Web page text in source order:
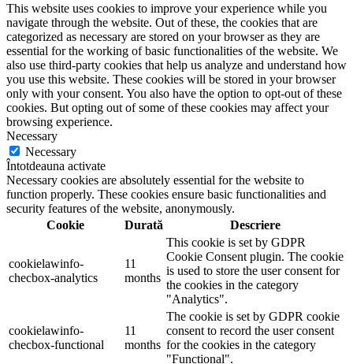
This website uses cookies to improve your experience while you
navigate through the website. Out of these, the cookies that are
categorized as necessary are stored on your browser as they are
essential for the working of basic functionalities of the website. We
also use third-party cookies that help us analyze and understand how
you use this website. These cookies will be stored in your browser
only with your consent. You also have the option to opt-out of these
cookies. But opting out of some of these cookies may affect your
browsing experience.
Necessary
Necessary
Întotdeauna activate
Necessary cookies are absolutely essential for the website to
function properly. These cookies ensure basic functionalities and
security features of the website, anonymously.
Cookie
Durată Descriere
cookielawinfo-
checbox-analytics
11
months
This cookie is set by GDPR
Cookie Consent plugin. The cookie
is used to store the user consent for
the cookies in the category
"Analytics".
cookielawinfo-
checbox-functional
11
months
The cookie is set by GDPR cookie
consent to record the user consent
for the cookies in the category
"Functional".